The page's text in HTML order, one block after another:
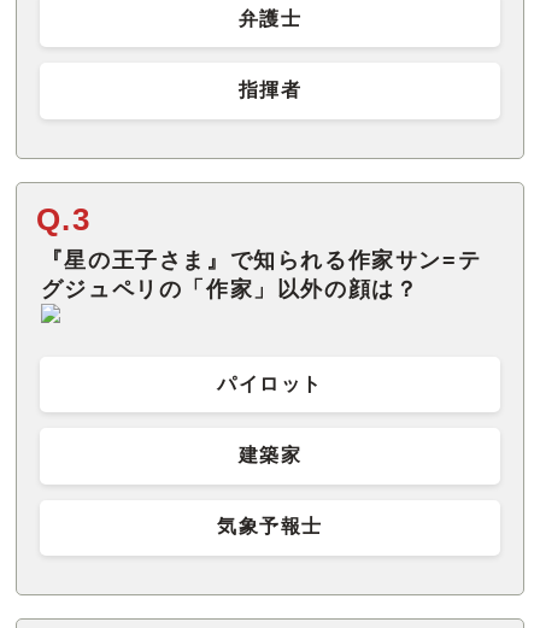
弁護士
指揮者
Q.3
『星の王子さま』で知られる作家サン=テ
パイロット
建築家
気象予報士